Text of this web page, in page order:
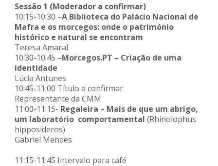
Sessão 1 (Moderador a confirmar)
10:15-10:30 –A Biblioteca do Palácio Nacional de
Mafra e os morcegos: onde o património
histórico e natural se encontram
Teresa Amaral
10:30-10:45 –Morcegos.PT – Criação de uma
identidade
Lúcia Antunes
10:45-11:00 Título a confirmar
Representante da CMM
11:00-11:15- Regaleira – Mais de que um abrigo,
um laboratório comportamental (Rhinolophus
hipposideros)
Gabriel Mendes
11:15-11:45 Intervalo para café